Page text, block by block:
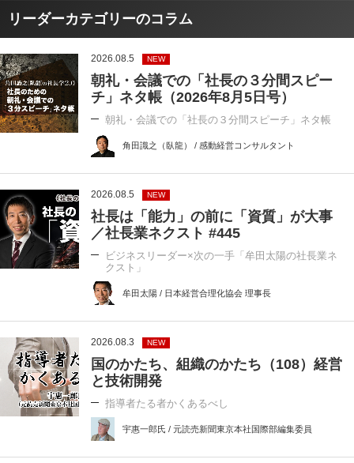
リーダーカテゴリーのコラム
2026.08.5 NEW
朝礼・会議での「社長の３分間スピー
チ」ネタ帳（2026年8月5日号）
朝礼・会議での「社長の３分間スピーチ」ネタ帳
角田識之（臥龍） / 感動経営コンサルタント
2026.08.5 NEW
社長は「能力」の前に「資質」が大事
／社長業ネクスト #445
ビジネスリーダー×次の一手「牟田太陽の社長業ネ
クスト」
牟田太陽 / 日本経営合理化協会 理事長
2026.08.3 NEW
国のかたち、組織のかたち（108）経営
と技術開発
指導者たる者かくあるべし
宇惠一郎氏 / 元読売新聞東京本社国際部編集委員